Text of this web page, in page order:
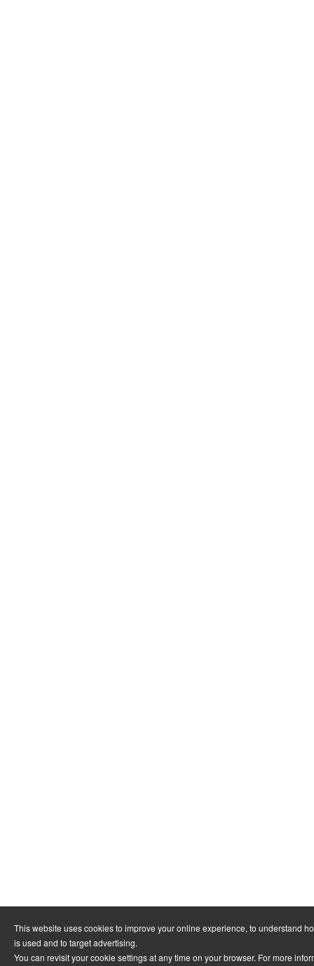
This website uses cookies to improve your online experience, to understand
is used and to target advertising.
You can revisit your cookie settings at any time on your browser. For more